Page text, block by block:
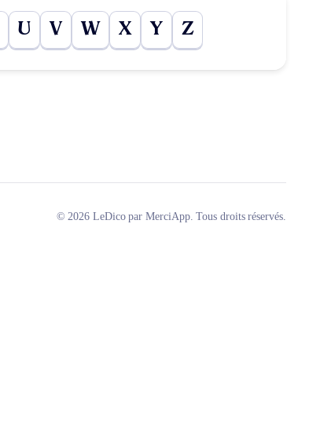
U V W X Y Z
© 2026 LeDico par MerciApp. Tous droits réservés.